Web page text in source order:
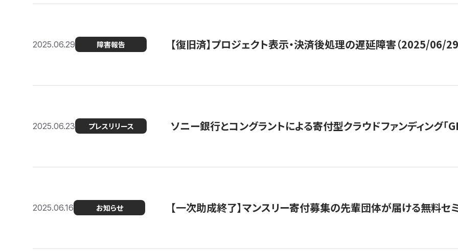
2025.06.29 障害報告 【復旧済】プロジェクト表示・決済後処理の遅延障害（2025/06/29
2025.06.23 プレスリリース ソニー銀行とコングラントによる寄付型クラウドファンディング
2025.06.16 お知らせ 【一次助成終了】マンスリー寄付募集の先輩団体が届ける無料セ